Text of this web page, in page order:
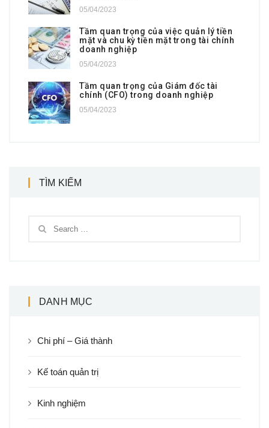
05/04/2023
Tầm quan trọng của việc quản lý tiền
mặt và chu kỳ tiền mặt trong tài chính
doanh nghiệp
05/04/2023
Tầm quan trọng của Giám đốc tài
chính (CFO) trong doanh nghiệp
05/04/2023
TÌM KIẾM
DANH MỤC
Chi phí – Giá thành
Kế toán quản trị
Kinh nghiệm